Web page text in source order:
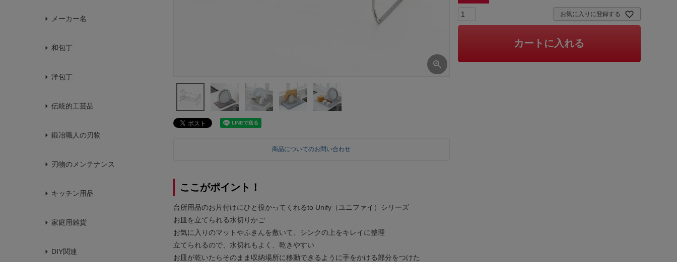
メーカー名
和包丁
洋包丁
伝統的工芸品
鍛冶職人の刃物
刃物のメンテナンス
キッチン用品
家庭用雑貨
DIY関連
商品についてのお問い合わせ
お気に入りに登録する
カートに入れる
ここがポイント！
台所用品のお片付けにひと役かってくれるto Unify（ユニファイ）シリーズ
お皿を立てられる水切りかご
お気に入りのマットやふきんを敷いて、シンクの上をキレイに整理
立てられるので、水切れもよく、乾きやすい
お皿が乾いたらそのまま収納場所に移動できるように手をかける部分をつけた